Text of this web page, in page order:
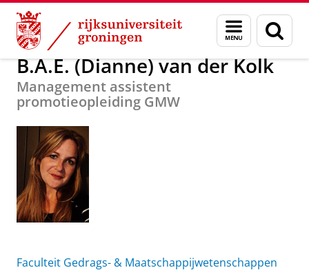
Skip
Content
Skip
Navigation
Menu
en
zoeken
Over ons B.A.E. (Dianne) van der Kolk
B.A.E. (Dianne) van der Kolk
Management assistent
promotieopleiding GMW
Faculteit Gedrags- & Maatschappijwetenschappen